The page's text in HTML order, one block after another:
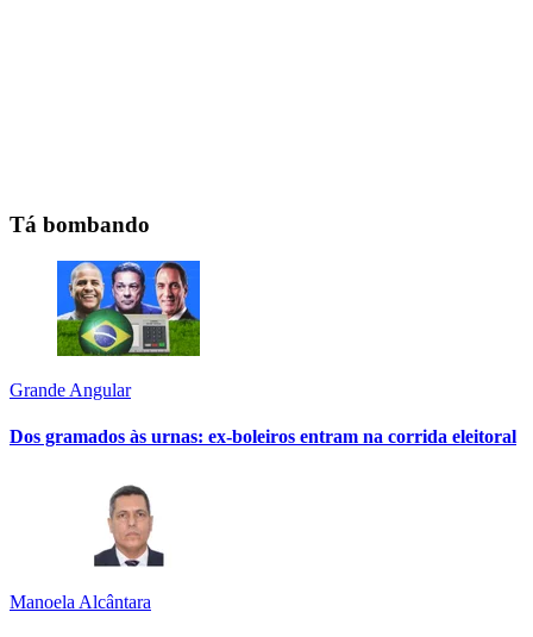
Tá bombando
Grande Angular
Dos gramados às urnas: ex-boleiros entram na corrida eleitoral
Manoela Alcântara